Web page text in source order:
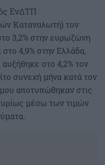
ΕνΔΤΠ
Καταναλωτή) τον
3,2% στην ευρωζώνη
4,9% στην Ελλάδα,
στο 4,2% τον
συνεχή μήνα κατά τον
αποτυπώθηκαν στις
μέσω των τιμών